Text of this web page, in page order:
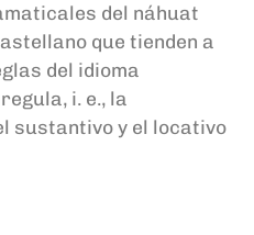
del náhuat
que tienden a
del idioma
i. e., la
sustantivo y el locativo